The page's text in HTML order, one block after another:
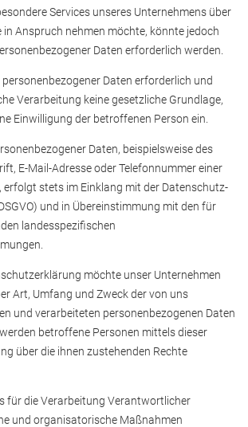
Services unseres Unternehmens über
in Anspruch nehmen möchte, könnte jedoch
Daten erforderlich werden.
Daten erforderlich und
Verarbeitung keine gesetzliche Grundlage,
Einwilligung der betroffenen Person ein.
Daten, beispielsweise des
E-Mail-Adresse oder Telefonnummer einer
erfolgt stets im Einklang mit der Datenschutz-
und in Übereinstimmung mit den für
landesspezifischen
möchte unser Unternehmen
Art, Umfang und Zweck der von uns
und verarbeiteten personenbezogenen Daten
betroffene Personen mittels dieser
über die ihnen zustehenden Rechte
für die Verarbeitung Verantwortlicher
und organisatorische Maßnahmen